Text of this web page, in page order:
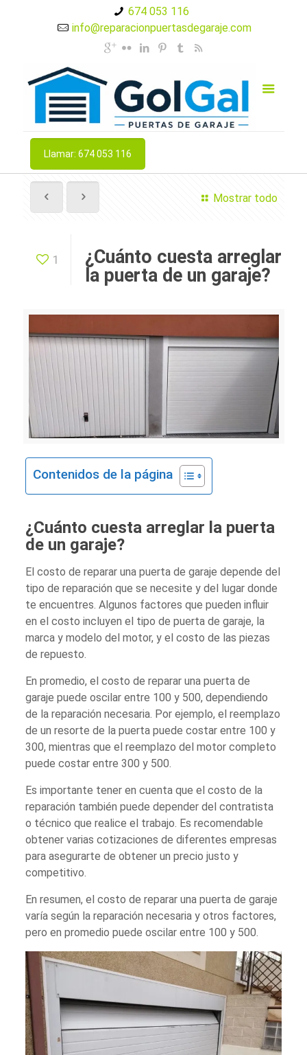
674 053 116
info@reparacionpuertasdegaraje.com
Llamar: 674 053 116
Mostrar todo
1
¿Cuánto cuesta arreglar
la puerta de un garaje?
Contenidos de la página
¿Cuánto cuesta arreglar la puerta
de un garaje?
El costo de reparar una puerta de garaje depende del
tipo de reparación que se necesite y del lugar donde
te encuentres. Algunos factores que pueden influir
en el costo incluyen el tipo de puerta de garaje, la
marca y modelo del motor, y el costo de las piezas
de repuesto.
En promedio, el costo de reparar una puerta de
garaje puede oscilar entre 100 y 500, dependiendo
de la reparación necesaria. Por ejemplo, el reemplazo
de un resorte de la puerta puede costar entre 100 y
300, mientras que el reemplazo del motor completo
puede costar entre 300 y 500.
Es importante tener en cuenta que el costo de la
reparación también puede depender del contratista
o técnico que realice el trabajo. Es recomendable
obtener varias cotizaciones de diferentes empresas
para asegurarte de obtener un precio justo y
competitivo.
En resumen, el costo de reparar una puerta de garaje
varía según la reparación necesaria y otros factores,
pero en promedio puede oscilar entre 100 y 500.